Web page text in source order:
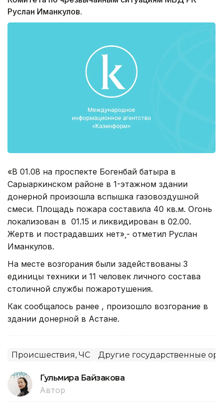
Руслан Иманкулов.
«В 01.08 на проспекте Богенбай батыра в
Сарыаркинском районе в 1-этажном здании
донерной произошла вспышка газовоздушной
смеси. Площадь пожара составила 40 кв.м. Огонь
локализован в 01.15 и ликвидирован в 02.00.
Жертв и пострадавших нет»¸- отметил Руслан
Иманкулов.
На месте возгорания были задействованы 3
единицы техники и 11 человек личного состава
столичной службы пожаротушения.
Как сообщалось ранее , произошло возгорание в
здании донерной в Астане.
Происшествия, ЧС Другие государственные
Гульмира Байзакова
Автор